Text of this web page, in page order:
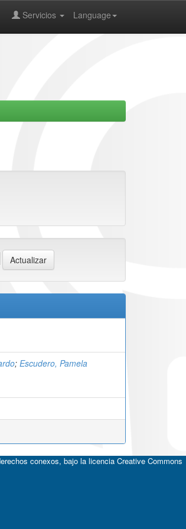
Language
Servicios
; Escudero, Pamela
conexos, bajo la licencia Creative Commons